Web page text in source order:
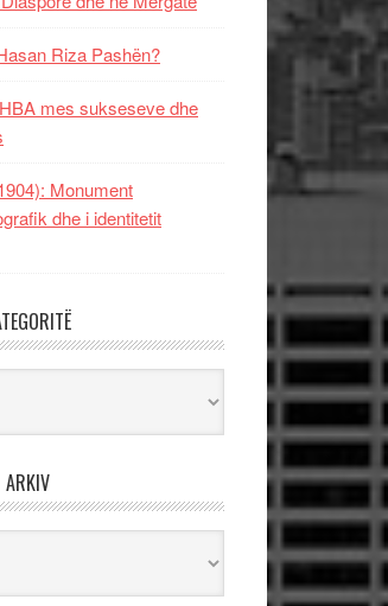
Riza Pashën?
mes sukseseve dhe
Monument
dhe i identitetit
ARKIV